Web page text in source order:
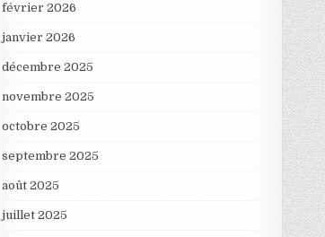
février 2026
janvier 2026
décembre 2025
novembre 2025
octobre 2025
septembre 2025
août 2025
juillet 2025